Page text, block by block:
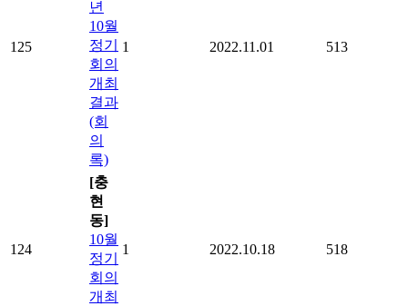
125
년
10월
정기
회의
개최
결과
(회
의
록)
1 2022.11.01 513
124
[충
현
동]
10월
정기
회의
개최
1 2022.10.18 518